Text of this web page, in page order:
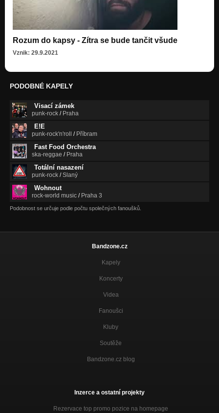
Rozum do kapsy - Zítra se bude tančit všude
Vznik: 29.9.2021
PODOBNÉ KAPELY
Visací zámek
punk-rock / Praha
E!E
punk-rock'n'roll / Příbram
Fast Food Orchestra
ska-reggae / Praha
Totální nasazení
punk-rock /Slaný
Wohnout
rock-world music / Praha 3
Podobnost se určuje podle počtu společných fanoušků.
Bandzone.cz
Kapely
Koncerty
Videa
Fanoušci
Kluby
Soutěže
Bandzone.cz blog
Inzerce a ostatní projekty
Rezervace top promo pozice na homepage